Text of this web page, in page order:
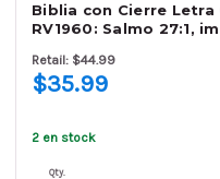
Biblia con Cierre Letra
RV1960: Salmo 27:1,
Retail: $44.99
$35.99
2 en stock
Qty.